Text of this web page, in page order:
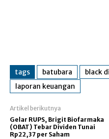
tags batubara black
laporan keuangan
Artikel berikutnya
Gelar RUPS, Brigit Biofarmaka
(OBAT) Tebar Dividen Tunai
Rp22,37 per Saham